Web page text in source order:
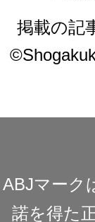
掲載の記
ABJマーク
諾を得た